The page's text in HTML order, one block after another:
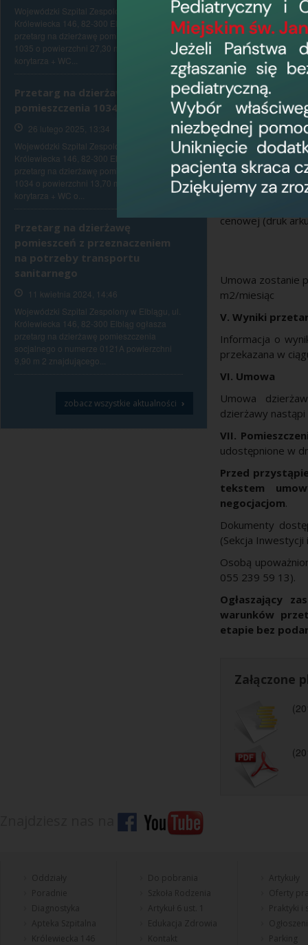
Wojewódzki Szpital Zespolony w Elblągu, ul.
Królewiecka 146, 82-300 Elbląg ogłasza
przetarg na dzierżawę pomieszczenia numer
1035 o powierzchni 27,30 m 2 oraz części
korytarza + WC...
Przetarg na dzierżawę
pomieszczenia 1034
26 lutego 2025, 13:34
Wojewódzki Szpital Zespolony w Elblągu, ul.
Królewiecka 146, 82-300 Elbląg ogłasza
przetarg na dzierżawę pomieszczenia numer
1034 o powierzchni 13,70 m 2 oraz części
korytarza + WC o...
Przetarg na dzierżawę
pomieszceń z przeznaczeniem
na potrzeby transportu
sanitarnego
11 kwietnia 2024, 14:46
Wojewódzki Szpital Zespolony w Elblągu, ul.
Królewiecka 146, 82-300 Elbląg ogłasza
przetarg na dzierżawę pomieszczenia
socjalnego o numerze 0121A powierzchni
9,90 m 2 znajdującego...
zobacz wszystkie aktualności ›
II.Warunki
Warunkami
złożenie oferty
załączenie
III. Miejsce i
Oferty należy
czerwca 2016
Królewiecka 146,
Blok D,
Otwarcie ofert
cenowej (druk
Umowa zostanie
m2/miesiąc
V. Wyniki
Informacja o
przekazana w
VI. Umowa
Umowa
dzierżawy nastąpi
VII.
udostępnione w
Przed
tekstem
negocjacjom.
Dokumenty
(Sekcja
Osobą
055 239 59 13).
Ogłaszający
warunków
etapie bez
Załączone
Poradnie
Diagnostyka
Apteka Szpitalna
Królewiecka 146
Do pobrania
Artykuł 6 ust. 1
Edukacja Zdrowia
Artykuły
Oferty
Praktyki
Parking